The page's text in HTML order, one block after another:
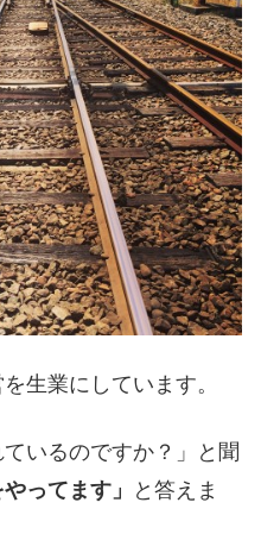
生業にしています。
いるのですか？」と聞
ってます」
と答えま